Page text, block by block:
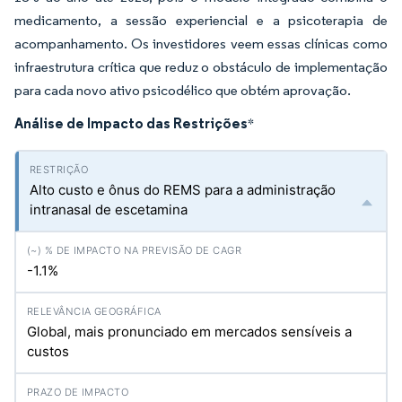
medicamento, a sessão experiencial e a psicoterapia de
acompanhamento. Os investidores veem essas clínicas como
infraestrutura crítica que reduz o obstáculo de implementação
para cada novo ativo psicodélico que obtém aprovação.
Análise de Impacto das Restrições*
Alto custo e ônus do REMS para a administração
intranasal de escetamina
-1.1%
Global, mais pronunciado em mercados sensíveis a
custos